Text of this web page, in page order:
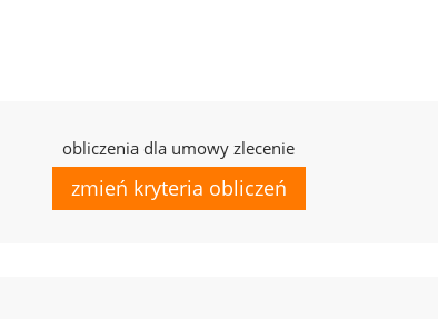
obliczenia dla umowy zlecenie
zmień kryteria obliczeń